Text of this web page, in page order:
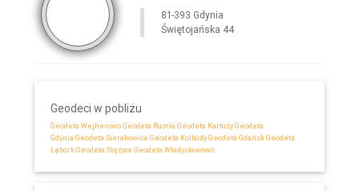
81-393 Gdynia
Świętojańska 44
Geodeci w pobliżu
Geodeta Wejherowo Geodeta Rumia Geodeta Kartuzy Geodeta
Gdynia Geodeta Sierakowice Geodeta Kolbudy Geodeta Gdańsk Geodeta
Lębork Geodeta Stężyca Geodeta Władysławowo